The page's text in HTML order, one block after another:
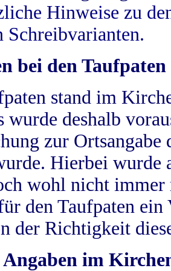
Hinweise zu
Schreibvarianten.
bei den Taufpaten
stand im
deshalb
zur
Hierbei wurde
wohl nicht
den Taufpaten
der Richtigkeit
Angaben im